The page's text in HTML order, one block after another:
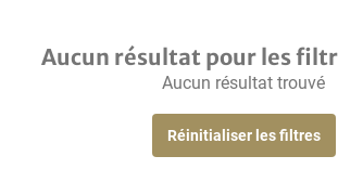
Aucun résultat pour les
Aucun résultat trouvé
Réinitialiser les filtres